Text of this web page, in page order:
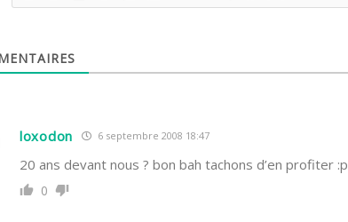
loxodon 6 septembre 2008 18:47
20 ans devant nous ? bon bah tachons d’en profiter :p
0